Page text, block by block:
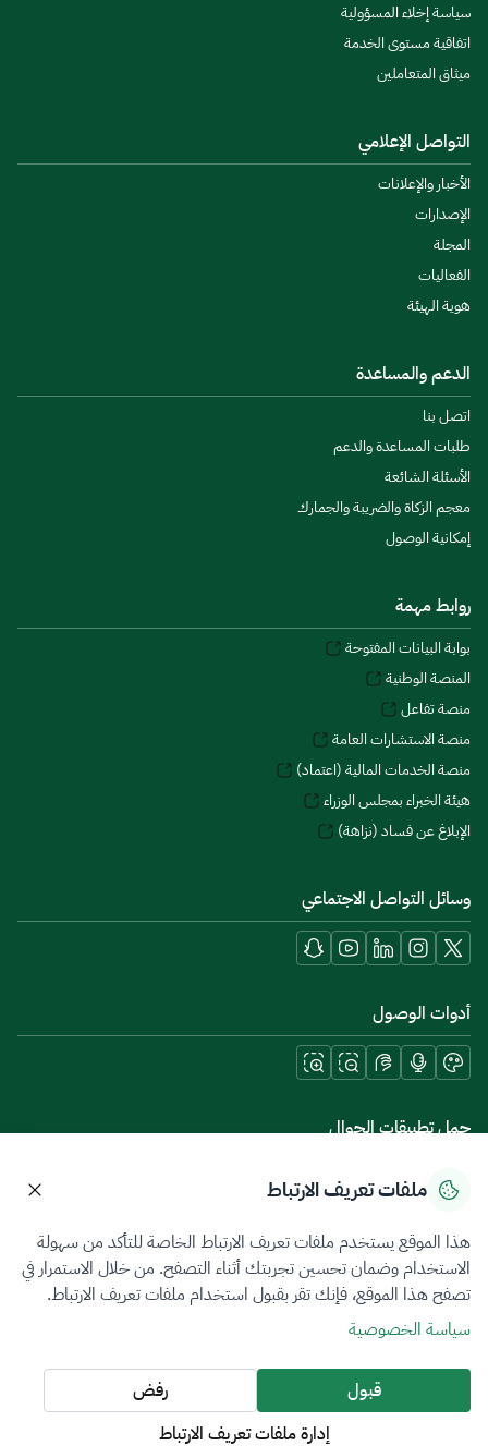
سياسة إخلاء المسؤولية
اتفاقية مستوى الخدمة
ميثاق المتعاملين
التواصل الإعلامي
الأخبار والإعلانات
الإصدارات
المجلة
الفعاليات
هوية الهيئة
الدعم والمساعدة
اتصل بنا
طلبات المساعدة والدعم
الأسئلة الشائعة
معجم الزكاة والضريبة والجمارك
إمكانية الوصول
روابط مهمة
بوابة البيانات المفتوحة
المنصة الوطنية
منصة تفاعل
منصة الاستشارات العامة
منصة الخدمات المالية (اعتماد)
هيئة الخبراء بمجلس الوزراء
الإبلاغ عن فساد (نزاهة)
وسائل التواصل الاجتماعي
أدوات الوصول
حمل تطبيقات الجوال
سياسة الخصوصيةشروط الاستخدامخريطة الموقع
جميع الحقوق محفوظة 2026 © ZATCA.GOV.SA
تم تطويره وصيانته بواسطة هيئة الزكاة والضريبة والجمارك
آخر تحديث للموقع في
ملفات تعريف الارتباط
هذا الموقع يستخدم ملفات تعريف الارتباط الخاصة للتأكد من سهولة
الاستخدام وضمان تحسين تجربتك أثناء التصفح. من خلال الاستمرار في
تصفح هذا الموقع، فإنك تقر بقبول استخدام ملفات تعريف الارتباط.
سياسة الخصوصية
قبول
رفض
إدارة ملفات تعريف الارتباط